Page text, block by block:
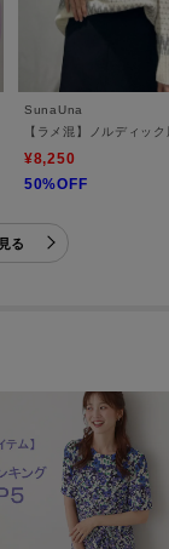
ー刺繍】クラフトプルオー
SunaUna
【ラメ混】ノルディッ
¥8,250
50%OFF
る